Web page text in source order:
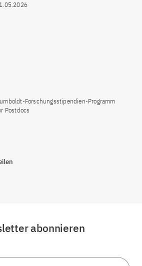
Forschungsstipendien-Programm
Postdocs
abonnieren